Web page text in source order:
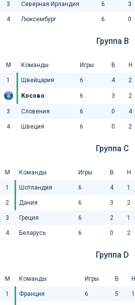
3 Северная Ирландия 6 3
4 Люксембург 6 0
Группа B
М Команды Игры В Н
1 Швейцария 6 4 2
Косово 6 3 2
3 Словения 6 0 4
4 Швеция 6 0 2
Группа C
М Команды Игры В Н
1 Шотландия 6 4 1
2 Дания 6 3 2
3 Греция 6 2 1
4 Беларусь 6 0 2
Группа D
М Команды Игры В Н
1 Франция 6 5 1